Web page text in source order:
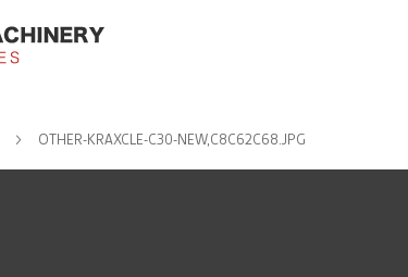
OTHER-KRAXCLE-C30-NEW,C8C62C68.JPG